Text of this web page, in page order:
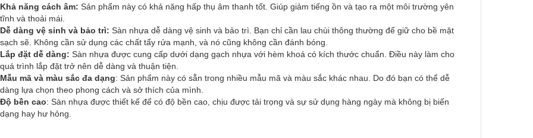
Khả năng cách âm: Sản phẩm này có khả năng hấp thụ âm thanh tốt. Giúp giảm tiếng ồn và tạo ra một môi trường yên
tĩnh và thoải mái.
Dễ dàng vệ sinh và bảo trì: Sàn nhựa dễ dàng vệ sinh và bảo trì. Bạn chỉ cần lau chùi thông thường để giữ cho bề mặt
sạch sẽ. Không cần sử dụng các chất tẩy rửa mạnh, và nó cũng không cần đánh bóng.
Lắp đặt dễ dàng: Sàn nhựa được cung cấp dưới dạng gạch nhựa với hèm khoá có kích thước chuẩn. Điều này làm cho
quá trình lắp đặt trở nên dễ dàng và thuận tiện.
Mẫu mã và màu sắc đa dạng: Sản phẩm này có sẵn trong nhiều mẫu mã và màu sắc khác nhau. Do đó bạn có thể dễ
dàng lựa chọn theo phong cách và sở thích của mình.
Độ bền cao: Sàn nhựa được thiết kế để có độ bền cao, chịu được tải trọng và sự sử dụng hàng ngày mà không bị biến
dạng hay hư hỏng.